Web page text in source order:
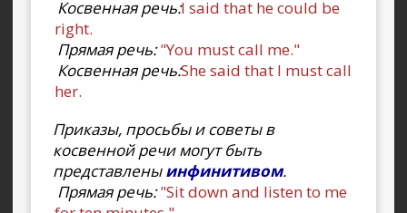
Косвенная речь:I said that he could be
right.
Прямая речь:"You must call me."
Косвенная речь:She said that I must call
her.
Приказы, просьбы и советы в
косвенной речи могут быть
представленыинфинитивом.
Прямая речь:"Sit down and listen to me